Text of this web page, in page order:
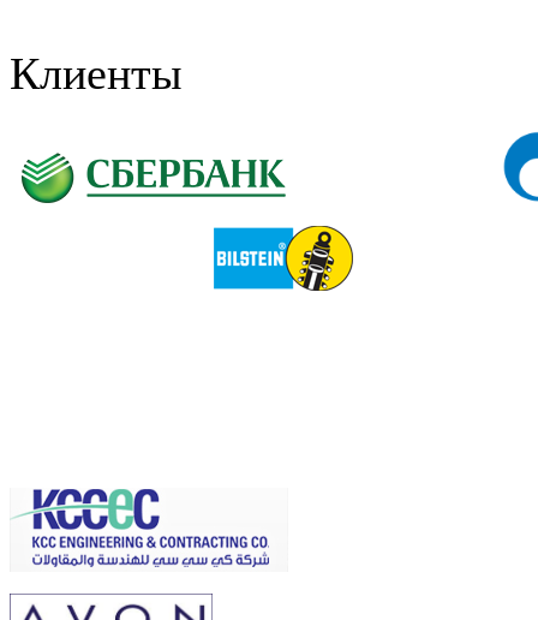
Клиенты